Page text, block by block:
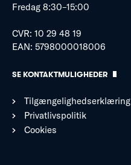
Fredag 8:30–15:00
CVR: 10 29 48 19
EAN: 5798000018006
SE KONTAKTMULIGHEDER
Tilgængelighedserklæring
Privatlivspolitik
Cookies